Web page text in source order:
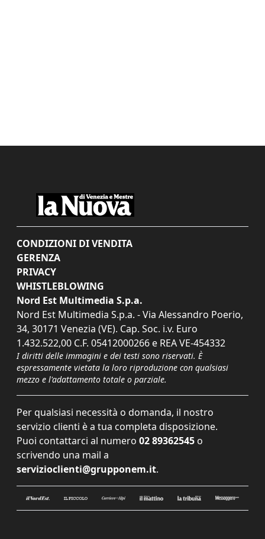
CONDIZIONI DI VENDITA
GERENZA
PRIVACY
WHISTLEBLOWING
Nord Est Multimedia S.p.a.
Nord Est Multimedia S.p.a. - Via Alessandro Poerio,
34, 30171 Venezia (VE). Cap. Soc. i.v. Euro
1.432.522,00 C.F. 05412000266 e REA VE-454332
I diritti delle immagini e dei testi sono riservati. È
espressamente vietata la loro riproduzione con qualsiasi
mezzo e l'adattamento totale o parziale.
Per qualsiasi necessità o domanda, il nostro
servizio clienti è a tua completa disposizione.
Puoi contattarci al numero 02 89362545 o
scrivendo una mail a
servizioclienti@grupponem.it.